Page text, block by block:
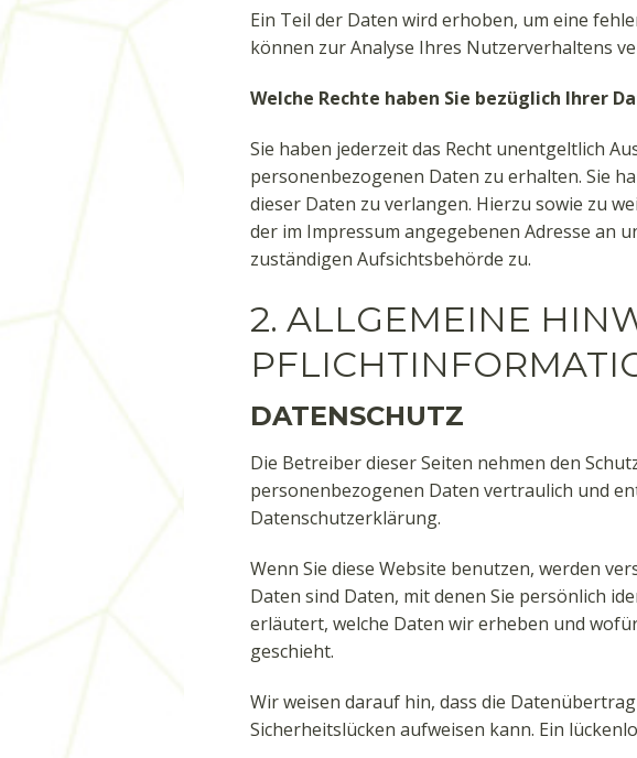
Ein Teil der Daten wird erhoben, um eine
können zur Analyse Ihres Nutzerverhaltens
Welche Rechte haben Sie bezüglich Ihrer
Sie haben jederzeit das Recht unentgeltlich
personenbezogenen Daten zu erhalten. Sie
dieser Daten zu verlangen. Hierzu sowie zu
der im Impressum angegebenen Adresse an
zuständigen Aufsichtsbehörde zu.
2. ALLGEMEINE
DATENSCHUTZ
Die Betreiber dieser Seiten nehmen den
personenbezogenen Daten vertraulich und
Datenschutzerklärung.
Wenn Sie diese Website benutzen, werden
Daten sind Daten, mit denen Sie persönlich
erläutert, welche Daten wir erheben und
geschieht.
Wir weisen darauf hin, dass die
Sicherheitslücken aufweisen kann. Ein